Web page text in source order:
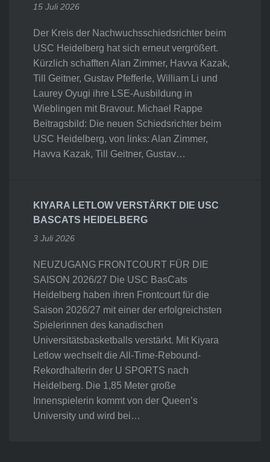
15 Juli 2026
Der Kreis der Nachwuchsschiedsrichter beim
USC Heidelberg hat sich erneut vergrößert.
Kürzlich schafften Alan Zimmer, Havva Kazak,
Till Geitner, Gustav Pfefferle, William Li und
Laurey Oyugi ihre LSE-Ausbildung in
Wieblingen mit Bravour. Michael Rappe
Beitragsbild: Die neuen Schiedsrichter beim
USC Heidelberg, von links: Alan Zimmer,
Havva Kazak, Till Geitner, Gustav…
KIYARA LETLOW VERSTÄRKT DIE USC
BASCATS HEIDELBERG
3 Juli 2026
NEUZUGANG FRONTCOURT FÜR DIE
SAISON 2026/27 Die USC BasCats
Heidelberg haben ihren Frontcourt für die
Saison 2026/27 mit einer der erfolgreichsten
Spielerinnen des kanadischen
Universitätsbasketballs verstärkt. Mit Kiyara
Letlow wechselt die All-Time-Rebound-
Rekordhalterin der U SPORTS nach
Heidelberg. Die 1,85 Meter große
Innenspielerin kommt von der Queen’s
University und wird bei…